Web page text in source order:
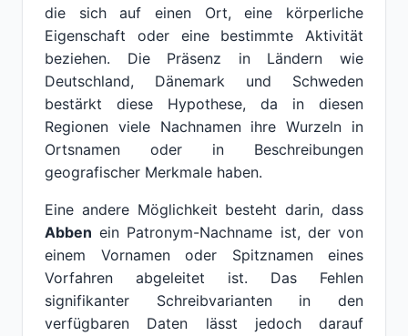
die sich auf einen Ort, eine körperliche
Eigenschaft oder eine bestimmte Aktivität
beziehen. Die Präsenz in Ländern wie
Deutschland, Dänemark und Schweden
bestärkt diese Hypothese, da in diesen
Regionen viele Nachnamen ihre Wurzeln in
Ortsnamen oder in Beschreibungen
geografischer Merkmale haben.
Eine andere Möglichkeit besteht darin, dass
Abben ein Patronym-Nachname ist, der von
einem Vornamen oder Spitznamen eines
Vorfahren abgeleitet ist. Das Fehlen
signifikanter Schreibvarianten in den
verfügbaren Daten lässt jedoch darauf